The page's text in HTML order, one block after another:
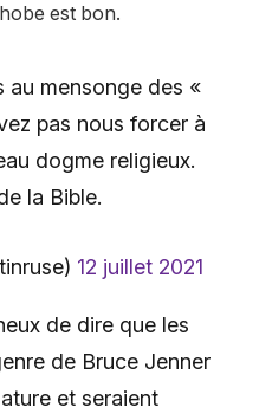
est bon.
au mensonge des «
pas nous forcer à
dogme religieux.
la Bible.
12 juillet 2021
de dire que les
de Bruce Jenner
et seraient